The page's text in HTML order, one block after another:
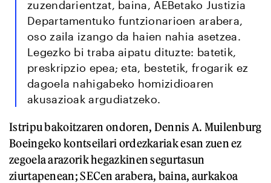
zuzendarientzat, baina, AEBetako Justizia
Departamentuko funtzionarioen arabera,
oso zaila izango da haien nahia asetzea.
Legezko bi traba aipatu dituzte: batetik,
preskripzio epea; eta, bestetik, frogarik ez
dagoela nahigabeko homizidioaren
akusazioak argudiatzeko.
Istripu bakoitzaren ondoren, Dennis A. Muilenburg
Boeingeko kontseilari ordezkariak esan zuen ez
zegoela arazorik hegazkinen segurtasun
ziurtapenean; SECen arabera, baina, aurkakoa